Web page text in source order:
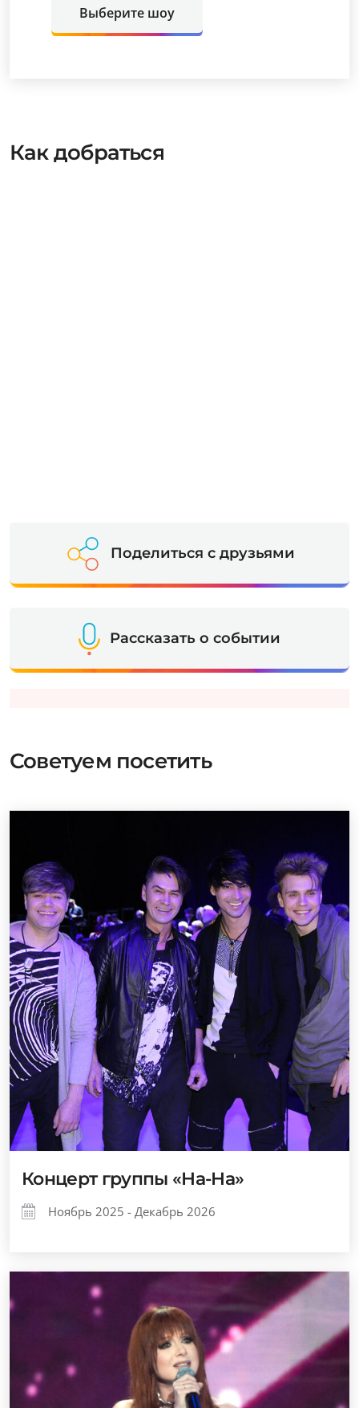
Выберите шоу
Как добраться
Поделиться с друзьями
Рассказать о событии
Советуем посетить
Концерт группы «На-На»
Ноябрь 2025 - Декабрь 2026